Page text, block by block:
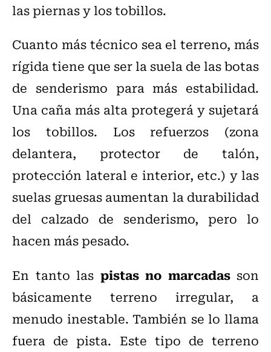
las piernas y los tobillos.
Cuanto más técnico sea el terreno, más
rígida tiene que ser la suela de las botas
de senderismo para más estabilidad.
Una caña más alta protegerá y sujetará
los tobillos. Los refuerzos (zona
delantera, protector de talón,
protección lateral e interior, etc.) y las
suelas gruesas aumentan la durabilidad
del calzado de senderismo, pero lo
hacen más pesado.
En tanto las pistas no marcadasson
básicamente terreno irregular, a
menudo inestable. También se lo llama
fuera de pista. Este tipo de terreno